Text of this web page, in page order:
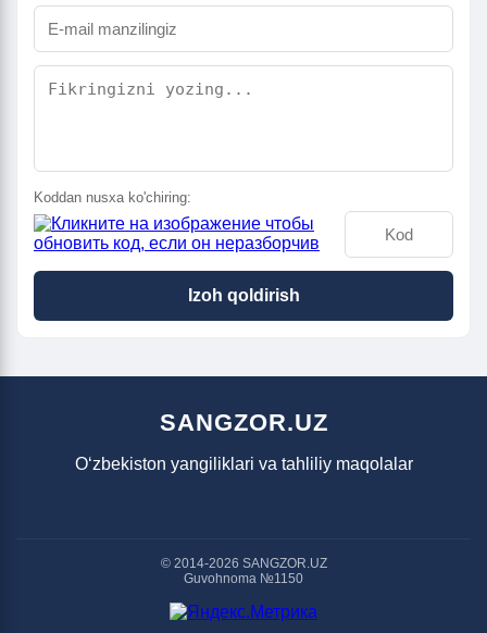
Koddan nusxa ko'chiring:
Izoh qoldirish
SANGZOR.UZ
O‘zbekiston yangiliklari va tahliliy maqolalar
© 2014-2026 SANGZOR.UZ
Guvohnoma №1150